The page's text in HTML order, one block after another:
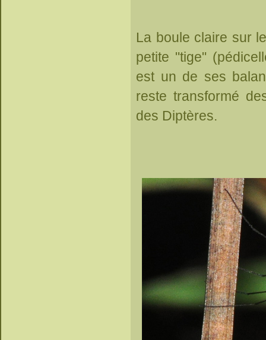
La boule claire sur
petite "tige"
est un de ses
reste transformé
des Diptères.